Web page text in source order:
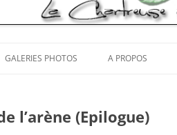
GALERIES PHOTOS A PROPOS
l’arène (Epilogue)